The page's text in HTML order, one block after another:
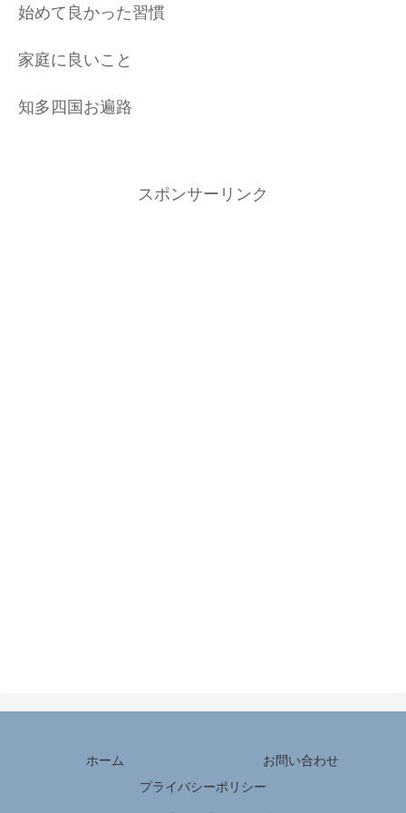
始めて良かった習慣
家庭に良いこと
知多四国お遍路
スポンサーリンク
ホーム
お問い合わせ
プライバシーポリシー